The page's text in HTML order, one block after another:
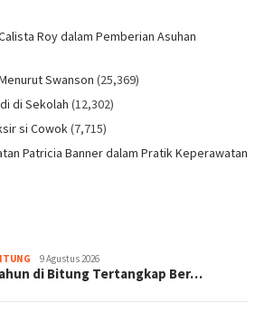
Roy dalam Pemberian Asuhan
Swanson (25,369)
di Sekolah (12,302)
si Cowok(7,715)
Patricia Banner dalam Pratik Keperawatan
9 Agustus 2026
di Bitung Tertangkap Ber…